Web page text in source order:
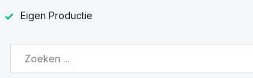
Eigen Productie